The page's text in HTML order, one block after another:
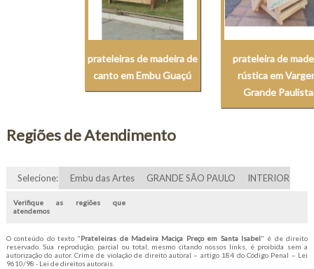
prateleiras de madeira de
canto em Embu Guaçú
prateleira de
rústica em
Grande Paulista
Regiões de Atendimento
Selecione: Embu das Artes GRANDE SÃO PAULO INTERIOR
Verifique as regiões que
atendemos
O conteúdo do texto "Prateleiras de Madeira Maciça Preço em Santa Isabel" é de direito
reservado. Sua reprodução, parcial ou total, mesmo citando nossos links, é proibida sem a
autorização do autor. Crime de violação de direito autoral – artigo 184 do Código Penal – Lei
9610/98 - Lei de direitos autorais.